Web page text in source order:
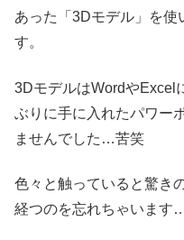
あった「3Dモデル」を使
す。
3DモデルはWordやExcel
ぶりに手に入れたパワー
ませんでした…苦笑
色々と触っていると驚き
経つのを忘れちゃいます…